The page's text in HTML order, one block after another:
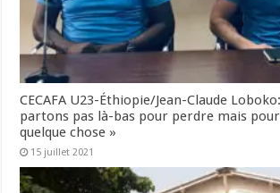
CECAFA U23-Éthiopie/Jean-Claude
partons pas là-bas pour perdre mais
quelque chose »
15 juillet 2021